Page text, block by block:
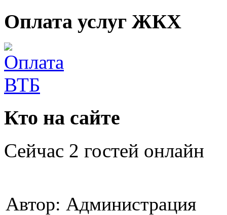
Оплата услуг ЖКХ
Кто на сайте
Сейчас 2 гостей онлайн
Автор: Администрация